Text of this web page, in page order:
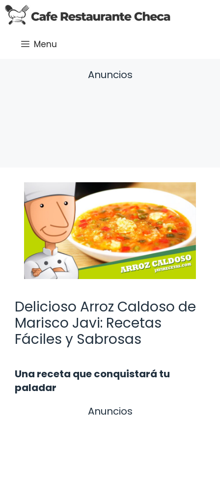
Saltar
al
Menu
Anuncios
Delicioso Arroz Caldoso de
Marisco Javi: Recetas
Fáciles y Sabrosas
Una receta que conquistará tu
paladar
Anuncios